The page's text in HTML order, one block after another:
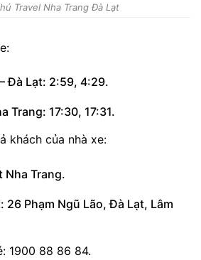
Travel Nha Trang Đà Lạt
Đà Lạt: 2:59, 4:29.
Trang: 17:30, 17:31.
khách của nhà xe:
Nha Trang.
26 Phạm Ngũ Lão, Đà Lạt, Lâm
1900 88 86 84.